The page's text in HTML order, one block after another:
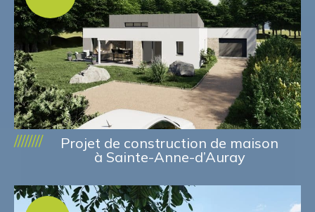
////////
Projet de construction de maison
à Sainte-Anne-d’Auray